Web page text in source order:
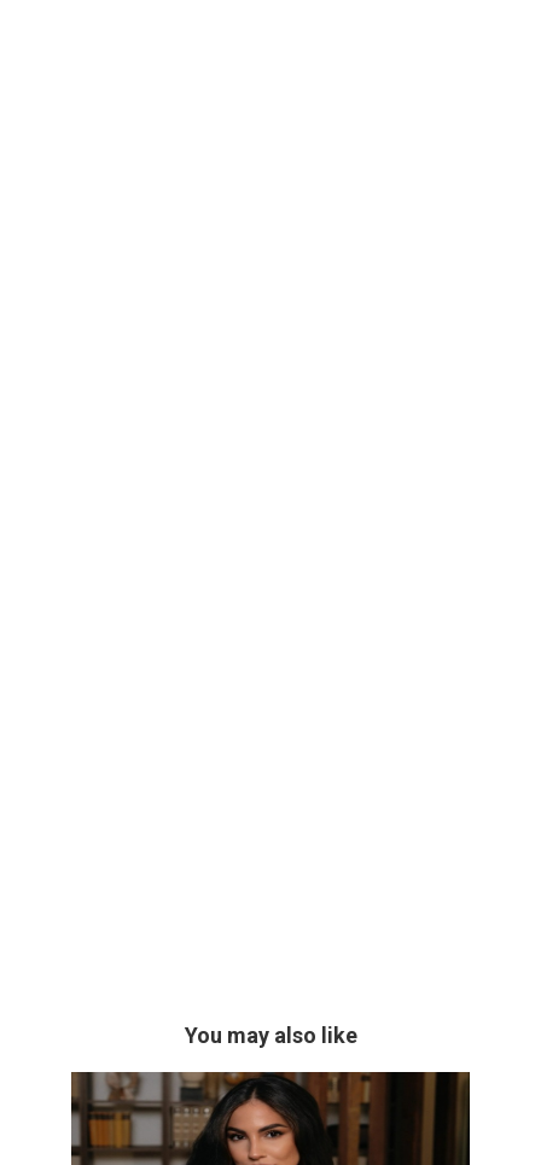
You may also like